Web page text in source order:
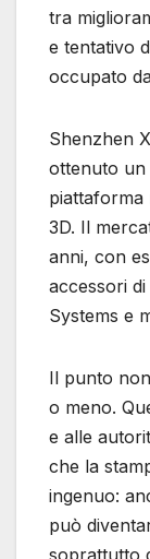
tra
e tentativo
occupato
Shenzhen
ottenuto un
piattaforma
3D. Il
anni, con
accessori
Systems e
Il punto
o meno.
e alle
che la
ingenuo:
può
soprattutto